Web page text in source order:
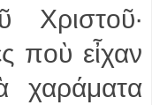
Χριστοῦ·
ποὺ εἶχαν
χαράματα